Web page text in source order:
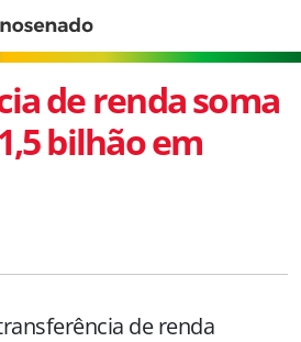
de renda soma
bilhão em
de renda